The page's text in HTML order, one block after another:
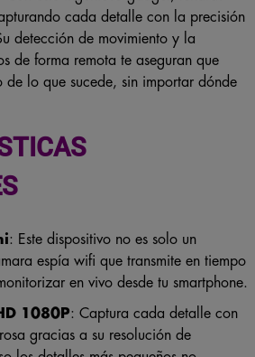
Con este ingenioso gadget, tendrás
cada detalle con la precisión
detección de movimiento y la
de forma remota te aseguran que
de lo que sucede, sin importar dónde
: Este dispositivo no es solo un
espía wifi que transmite en tiempo
en vivo desde tu smartphone.
1080P
: Captura cada detalle con
gracias a su resolución de